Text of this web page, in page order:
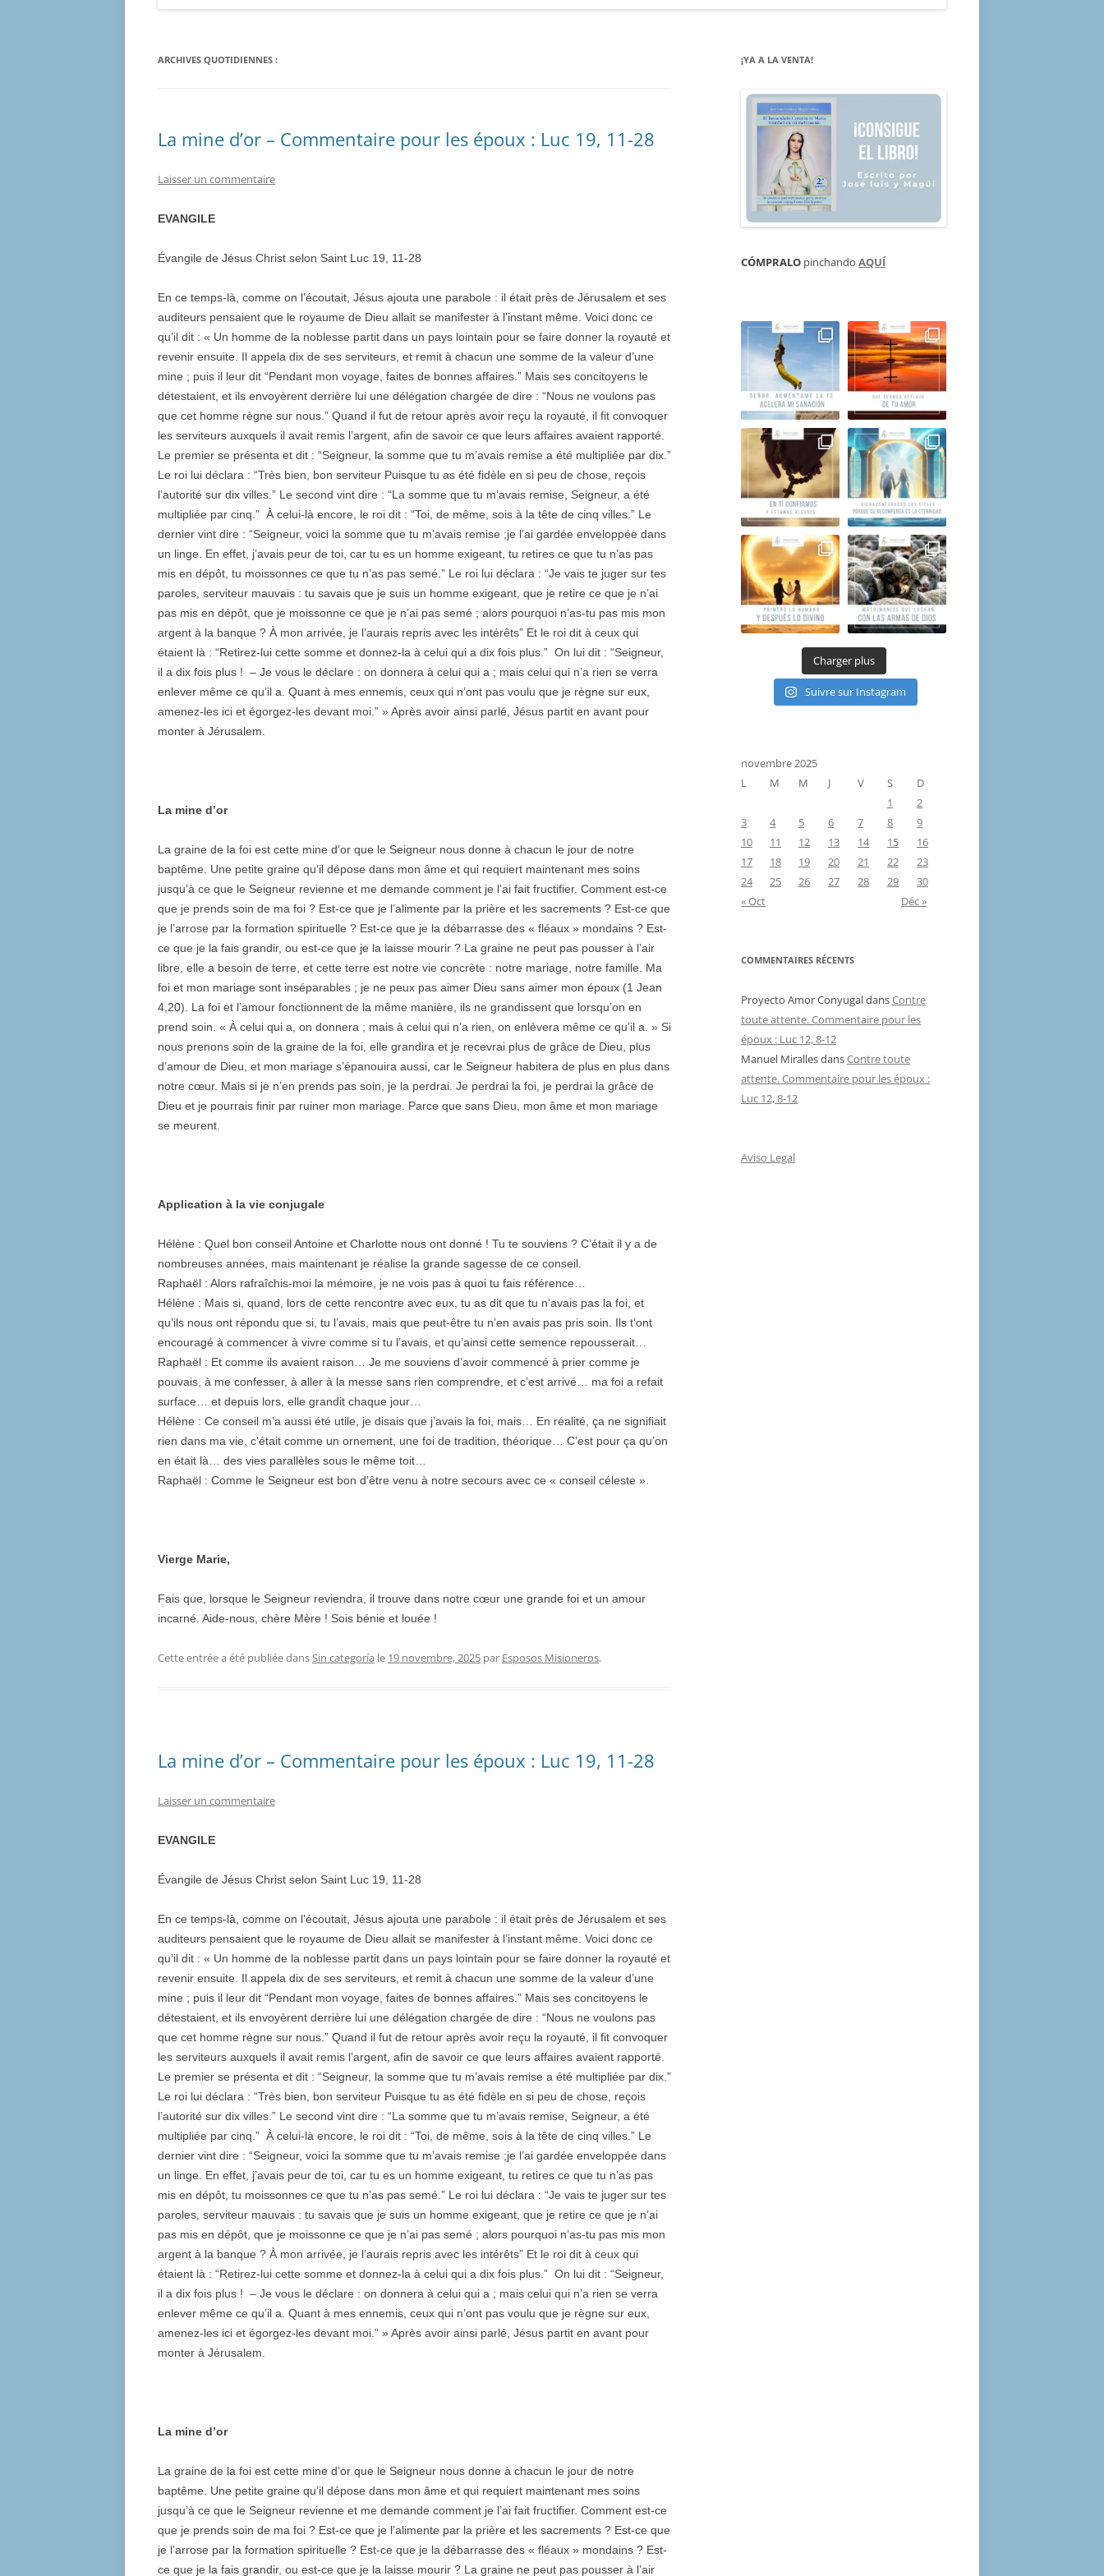
ARCHIVES QUOTIDIENNES :
La mine d’or – Commentaire pour les époux : Luc 19, 11-28
Laisser un commentaire
EVANGILE
Évangile de Jésus Christ selon Saint Luc 19, 11-28
En ce temps-là, comme on l’écoutait, Jésus ajouta une parabole : il était près de Jérusalem et ses
auditeurs pensaient que le royaume de Dieu allait se manifester à l’instant même. Voici donc ce
qu’il dit : « Un homme de la noblesse partit dans un pays lointain pour se faire donner la royauté et
revenir ensuite. Il appela dix de ses serviteurs, et remit à chacun une somme de la valeur d’une
mine ; puis il leur dit “Pendant mon voyage, faites de bonnes affaires.” Mais ses concitoyens le
détestaient, et ils envoyèrent derrière lui une délégation chargée de dire : “Nous ne voulons pas
que cet homme règne sur nous.” Quand il fut de retour après avoir reçu la royauté, il fit convoquer
les serviteurs auxquels il avait remis l’argent, afin de savoir ce que leurs affaires avaient rapporté.
Le premier se présenta et dit : “Seigneur, la somme que tu m’avais remise a été multipliée par dix.”
Le roi lui déclara : “Très bien, bon serviteur Puisque tu as été fidèle en si peu de chose, reçois
l’autorité sur dix villes.” Le second vint dire : “La somme que tu m’avais remise, Seigneur, a été
multipliée par cinq.” À celui-là encore, le roi dit : “Toi, de même, sois à la tête de cinq villes.” Le
dernier vint dire : “Seigneur, voici la somme que tu m’avais remise ;je l’ai gardée enveloppée dans
un linge. En effet, j’avais peur de toi, car tu es un homme exigeant, tu retires ce que tu n’as pas
mis en dépôt, tu moissonnes ce que tu n’as pas semé.” Le roi lui déclara : “Je vais te juger sur tes
paroles, serviteur mauvais : tu savais que je suis un homme exigeant, que je retire ce que je n’ai
pas mis en dépôt, que je moissonne ce que je n’ai pas semé ; alors pourquoi n’as-tu pas mis mon
argent à la banque ? À mon arrivée, je l’aurais repris avec les intérêts” Et le roi dit à ceux qui
étaient là : “Retirez-lui cette somme et donnez-la à celui qui a dix fois plus.” On lui dit : “Seigneur,
il a dix fois plus ! – Je vous le déclare : on donnera à celui qui a ; mais celui qui n’a rien se verra
enlever même ce qu’il a. Quant à mes ennemis, ceux qui n’ont pas voulu que je règne sur eux,
amenez-les ici et égorgez-les devant moi.” » Après avoir ainsi parlé, Jésus partit en avant pour
monter à Jérusalem.
La mine d’or
La graine de la foi est cette mine d’or que le Seigneur nous donne à chacun le jour de notre
baptême. Une petite graine qu’il dépose dans mon âme et qui requiert maintenant mes soins
jusqu’à ce que le Seigneur revienne et me demande comment je l’ai fait fructifier. Comment est-ce
que je prends soin de ma foi ? Est-ce que je l’alimente par la prière et les sacrements ? Est-ce que
je l’arrose par la formation spirituelle ? Est-ce que je la débarrasse des « fléaux » mondains ? Est-
ce que je la fais grandir, ou est-ce que je la laisse mourir ? La graine ne peut pas pousser à l’air
libre, elle a besoin de terre, et cette terre est notre vie concrète : notre mariage, notre famille. Ma
foi et mon mariage sont inséparables ; je ne peux pas aimer Dieu sans aimer mon époux (1 Jean
4,20). La foi et l’amour fonctionnent de la même manière, ils ne grandissent que lorsqu’on en
prend soin. « À celui qui a, on donnera ; mais à celui qui n’a rien, on enlèvera même ce qu’il a. » Si
nous prenons soin de la graine de la foi, elle grandira et je recevrai plus de grâce de Dieu, plus
d’amour de Dieu, et mon mariage s’épanouira aussi, car le Seigneur habitera de plus en plus dans
notre cœur. Mais si je n’en prends pas soin, je la perdrai. Je perdrai la foi, je perdrai la grâce de
Dieu et je pourrais finir par ruiner mon mariage. Parce que sans Dieu, mon âme et mon mariage
se meurent.
Application à la vie conjugale
Hélène : Quel bon conseil Antoine et Charlotte nous ont donné ! Tu te souviens ? C’était il y a de
nombreuses années, mais maintenant je réalise la grande sagesse de ce conseil.
Raphaël : Alors rafraîchis-moi la mémoire, je ne vois pas à quoi tu fais référence…
Hélène : Mais si, quand, lors de cette rencontre avec eux, tu as dit que tu n’avais pas la foi, et
qu’ils nous ont répondu que si, tu l’avais, mais que peut-être tu n’en avais pas pris soin. Ils t’ont
encouragé à commencer à vivre comme si tu l’avais, et qu’ainsi cette semence repousserait…
Raphaël : Et comme ils avaient raison… Je me souviens d’avoir commencé à prier comme je
pouvais, à me confesser, à aller à la messe sans rien comprendre, et c’est arrivé… ma foi a refait
surface… et depuis lors, elle grandit chaque jour…
Hélène : Ce conseil m’a aussi été utile, je disais que j’avais la foi, mais… En réalité, ça ne signifiait
rien dans ma vie, c’était comme un ornement, une foi de tradition, théorique… C’est pour ça qu’on
en était là… des vies parallèles sous le même toit…
Raphaël : Comme le Seigneur est bon d’être venu à notre secours avec ce « conseil céleste ».
Vierge Marie,
Fais que, lorsque le Seigneur reviendra, il trouve dans notre cœur une grande foi et un amour
incarné. Aide-nous, chère Mère ! Sois bénie et louée !
Cette entrée a été publiée dansSin categoría le 19 novembre, 2025 par Esposos Misioneros.
La mine d’or – Commentaire pour les époux : Luc 19, 11-28
Laisser un commentaire
EVANGILE
Évangile de Jésus Christ selon Saint Luc 19, 11-28
En ce temps-là, comme on l’écoutait, Jésus ajouta une parabole : il était près de Jérusalem et ses
auditeurs pensaient que le royaume de Dieu allait se manifester à l’instant même. Voici donc ce
qu’il dit : « Un homme de la noblesse partit dans un pays lointain pour se faire donner la royauté et
revenir ensuite. Il appela dix de ses serviteurs, et remit à chacun une somme de la valeur d’une
mine ; puis il leur dit “Pendant mon voyage, faites de bonnes affaires.” Mais ses concitoyens le
détestaient, et ils envoyèrent derrière lui une délégation chargée de dire : “Nous ne voulons pas
que cet homme règne sur nous.” Quand il fut de retour après avoir reçu la royauté, il fit convoquer
les serviteurs auxquels il avait remis l’argent, afin de savoir ce que leurs affaires avaient rapporté.
Le premier se présenta et dit : “Seigneur, la somme que tu m’avais remise a été multipliée par dix.”
Le roi lui déclara : “Très bien, bon serviteur Puisque tu as été fidèle en si peu de chose, reçois
l’autorité sur dix villes.” Le second vint dire : “La somme que tu m’avais remise, Seigneur, a été
multipliée par cinq.” À celui-là encore, le roi dit : “Toi, de même, sois à la tête de cinq villes.” Le
dernier vint dire : “Seigneur, voici la somme que tu m’avais remise ;je l’ai gardée enveloppée dans
un linge. En effet, j’avais peur de toi, car tu es un homme exigeant, tu retires ce que tu n’as pas
mis en dépôt, tu moissonnes ce que tu n’as pas semé.” Le roi lui déclara : “Je vais te juger sur tes
paroles, serviteur mauvais : tu savais que je suis un homme exigeant, que je retire ce que je n’ai
pas mis en dépôt, que je moissonne ce que je n’ai pas semé ; alors pourquoi n’as-tu pas mis mon
argent à la banque ? À mon arrivée, je l’aurais repris avec les intérêts” Et le roi dit à ceux qui
étaient là : “Retirez-lui cette somme et donnez-la à celui qui a dix fois plus.” On lui dit : “Seigneur,
il a dix fois plus ! – Je vous le déclare : on donnera à celui qui a ; mais celui qui n’a rien se verra
enlever même ce qu’il a. Quant à mes ennemis, ceux qui n’ont pas voulu que je règne sur eux,
amenez-les ici et égorgez-les devant moi.” » Après avoir ainsi parlé, Jésus partit en avant pour
monter à Jérusalem.
La mine d’or
La graine de la foi est cette mine d’or que le Seigneur nous donne à chacun le jour de notre
baptême. Une petite graine qu’il dépose dans mon âme et qui requiert maintenant mes soins
jusqu’à ce que le Seigneur revienne et me demande comment je l’ai fait fructifier. Comment est-ce
que je prends soin de ma foi ? Est-ce que je l’alimente par la prière et les sacrements ? Est-ce que
je l’arrose par la formation spirituelle ? Est-ce que je la débarrasse des « fléaux » mondains ? Est-
ce que je la fais grandir, ou est-ce que je la laisse mourir ? La graine ne peut pas pousser à l’air
¡YA A LA VENTA!
CÓMPRALO pinchando AQUÍ
Charger plus
Suivre sur Instagram
novembre 2025
L
M M J V S
D
1
2
3
4 5 6 7 8
9
10
11 12 13 14 15
16
17
18 19 20 21 22
23
24
25 26 27 28 29
30
« Oct
Déc »
COMMENTAIRES RÉCENTS
Proyecto Amor ConyugaldansContre
toute attente. Commentaire pour les
époux : Luc 12, 8-12
Manuel MirallesdansContre toute
attente. Commentaire pour les époux :
Luc 12, 8-12
Aviso Legal